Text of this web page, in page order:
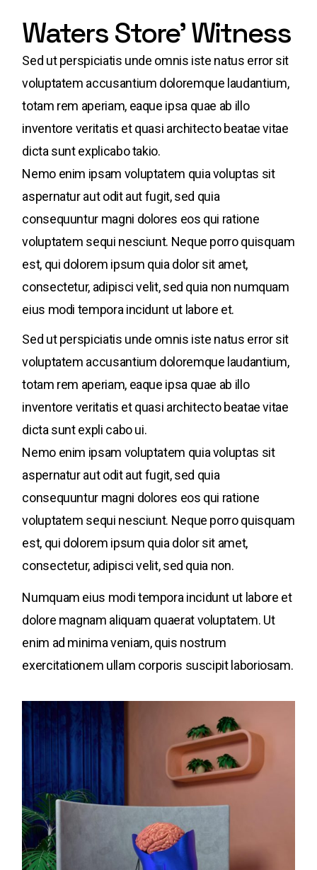
Waters Store' Witness
Sed ut perspiciatis unde omnis iste natus error sit
voluptatem accusantium doloremque laudantium,
totam rem aperiam, eaque ipsa quae ab illo
inventore veritatis et quasi architecto beatae vitae
dicta sunt explicabo takio.
Nemo enim ipsam voluptatem quia voluptas sit
aspernatur aut odit aut fugit, sed quia
consequuntur magni dolores eos qui ratione
voluptatem sequi nesciunt. Neque porro quisquam
est, qui dolorem ipsum quia dolor sit amet,
consectetur, adipisci velit, sed quia non numquam
eius modi tempora incidunt ut labore et.
Sed ut perspiciatis unde omnis iste natus error sit
voluptatem accusantium doloremque laudantium,
totam rem aperiam, eaque ipsa quae ab illo
inventore veritatis et quasi architecto beatae vitae
dicta sunt expli cabo ui.
Nemo enim ipsam voluptatem quia voluptas sit
aspernatur aut odit aut fugit, sed quia
consequuntur magni dolores eos qui ratione
voluptatem sequi nesciunt. Neque porro quisquam
est, qui dolorem ipsum quia dolor sit amet,
consectetur, adipisci velit, sed quia non.
Numquam eius modi tempora incidunt ut labore et
dolore magnam aliquam quaerat voluptatem. Ut
enim ad minima veniam, quis nostrum
exercitationem ullam corporis suscipit laboriosam.